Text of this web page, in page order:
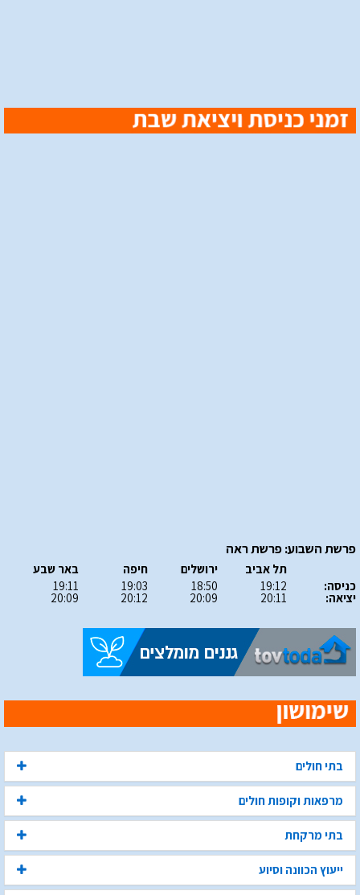
פרשת השבוע: פרשת ראה
כניסה:
יציאה:
תל אביב
19:12
20:11
ירושלים
18:50
20:09
חיפה
19:03
20:12
באר שבע
19:11
20:09
בתי חולים
מרפאות וקופות חולים
בתי מרקחת
ייעוץ הכוונה וסיוע